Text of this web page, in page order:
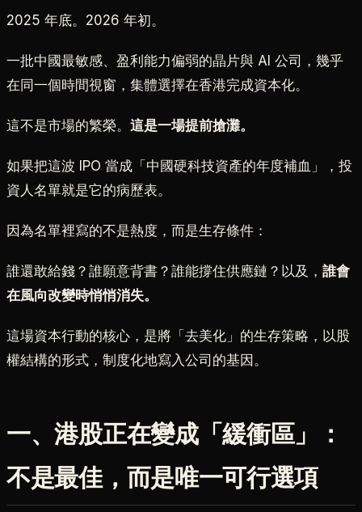
2025 年底。2026 年初。
一批中國最敏感、盈利能力偏弱的晶片與 AI 公司，幾乎
在同一個時間視窗，集體選擇在香港完成資本化。
這不是市場的繁榮。 這是一場提前搶灘。
如果把這波 IPO 當成「中國硬科技資產的年度補血」，投
資人名單就是它的病歷表。
因為名單裡寫的不是熱度，而是生存條件：
誰還敢給錢？誰願意背書？誰能撐住供應鏈？以及， 誰會
在風向改變時悄悄消失。
這場資本行動的核心，是將「去美化」的生存策略，以股
權結構的形式，制度化地寫入公司的基因。
一、港股正在變成「緩衝區」：
不是最佳，而是唯一可行選項